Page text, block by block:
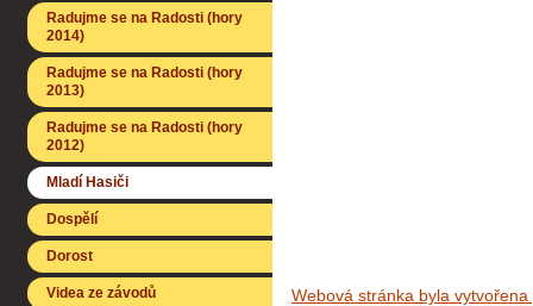
Webová stránka byla
Radujme se na Radosti (hory
2014)
Radujme se na Radosti (hory
2013)
Radujme se na Radosti (hory
2012)
Mladí Hasiči
Dospělí
Dorost
Videa ze závodů